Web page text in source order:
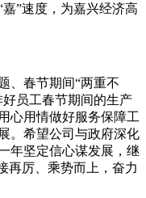
”速度，为嘉兴经济高
、春节期间“两重不
员工春节期间的生产
心用情做好服务保障工
。希望公司与政府深化
年坚定信心谋发展，继
再厉、乘势而上，奋力